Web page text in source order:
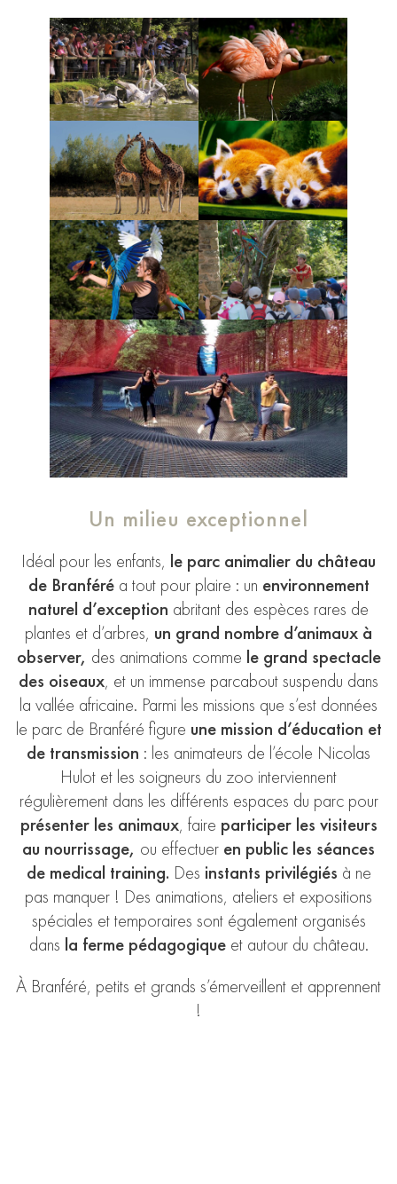
Un milieu exceptionnel
Idéal pour les enfants, le parc animalier du château
de Branféréa tout pour plaire : un environnement
naturel d’exception abritant des espèces rares de
plantes et d’arbres, un grand nombre d’animaux à
observer, des animations comme le grand spectacle
des oiseaux, et un immense parcabout suspendu dans
la vallée africaine. Parmi les missions que s’est données
le parc de Branféré figure une mission d’éducation et
de transmission : les animateurs de l’école Nicolas
Hulot et les soigneurs du zoo interviennent
régulièrement dans les différents espaces du parc pour
présenter les animaux, faire participer les visiteurs
au nourrissage, ou effectuer en public les séances
de medical training. Des instants privilégiés à ne
pas manquer ! Des animations, ateliers et expositions
spéciales et temporaires sont également organisés
dans la ferme pédagogiqueet autour du château.
À Branféré, petits et grands s’émerveillent et apprennent
!